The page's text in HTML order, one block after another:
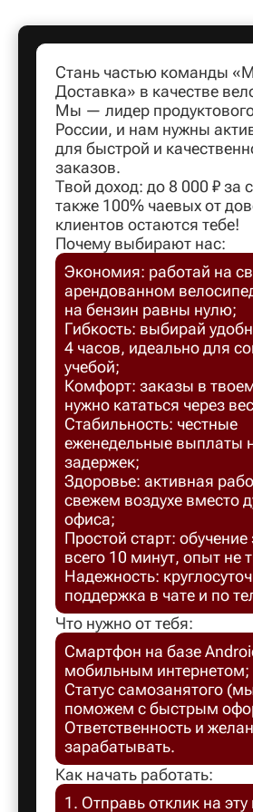
Стань частью команды
Доставка» в качестве
Мы — лидер
России, и нам нужны
для быстрой и
заказов.
Твой доход: до 8 000 ₽ за
также 100% чаевых от
клиентов остаются тебе!
Почему выбирают нас:
Экономия: работай на
арендованном
на бензин равны нулю;
Гибкость: выбирай
4 часов, идеально для
учебой;
Комфорт: заказы в
нужно кататься через
Стабильность: честные
еженедельные выплаты
задержек;
Здоровье: активная
свежем воздухе вместо
офиса;
Простой старт:
всего 10 минут, опыт не
Надежность:
поддержка в чате и по
Что нужно от тебя:
Смартфон на базе
мобильным интернетом;
Статус самозанятого
поможем с быстрым
Ответственность и
зарабатывать.
Как начать работать:
1. Отправь отклик на